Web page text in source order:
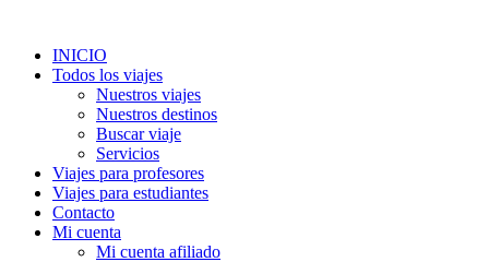
INICIO
Todos los viajes
Nuestros viajes
Nuestros destinos
Buscar viaje
Servicios
Viajes para profesores
Viajes para estudiantes
Contacto
Mi cuenta
Mi cuenta afiliado